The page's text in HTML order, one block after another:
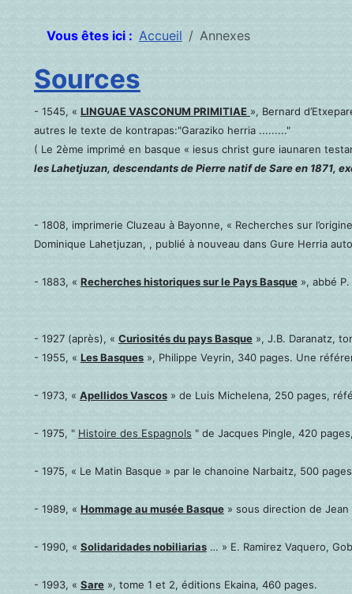
Vous êtes ici : Accueil Annexes
Sources
- 1545, « LINGUAE VASCONUM PRIMITIAE », Bernard
autres le texte de kontrapas:"Garaziko herria ........."
( Le 2ème imprimé en basque « iesus christ gure iaunaren
les Lahetjuzan, descendants de Pierre natif de Sare en 1871,
- 1808, imprimerie Cluzeau à Bayonne, « Recherches sur
Dominique Lahetjuzan, , publié à nouveau dans Gure Herria
- 1883, « Recherches historiques sur le Pays Basque», abbé P.
- 1927 (après), « Curiosités du pays Basque», J.B. Daranatz,
- 1955, « Les Basques», Philippe Veyrin, 340 pages. Une
- 1973, « Apellidos Vascos» de Luis Michelena, 250 pages,
- 1975, " Histoire des Espagnols " de Jacques Pingle, 420
- 1975, « Le Matin Basque » par le chanoine Narbaitz, 500
- 1989, « Hommage au musée Basque» sous direction de Jean
- 1990, « Solidaridades nobiliarias… » E. Ramirez Vaquero,
- 1993, « Sare», tome 1 et 2, éditions Ekaina, 460 pages.